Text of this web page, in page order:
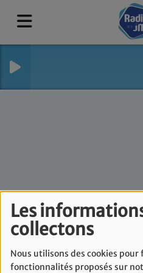
Les
collectons
Nous utilisons des cookies
fonctionnalités proposés sur
L'édito de
- Vendredi